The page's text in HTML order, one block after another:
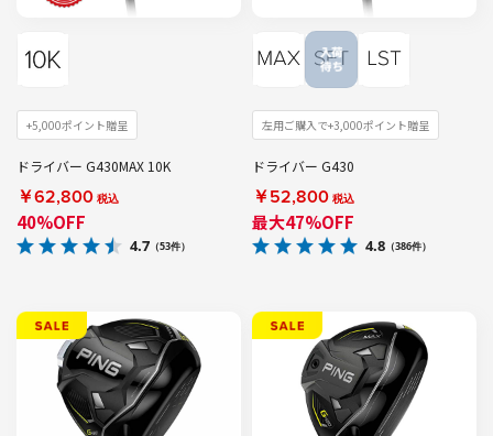
+5,000ポイント贈呈
ドライバー G430MAX 10K
￥62,800 税込
40%OFF
4.7 （53件）
左用ご購入で+3,000ポイント贈呈
ドライバー G430
￥52,800 税込
最大47%OFF
4.8 （386件）